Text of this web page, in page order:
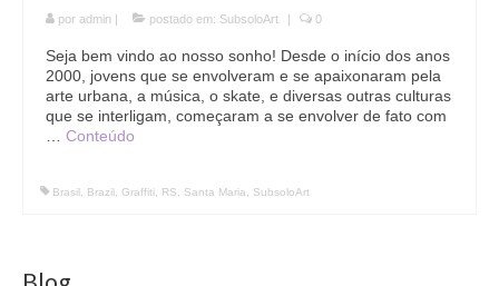
por admin | postado em: SubsoloArt | 0
Seja bem vindo ao nosso sonho! Desde o início dos anos
2000, jovens que se envolveram e se apaixonaram pela
arte urbana, a música, o skate, e diversas outras culturas
que se interligam, começaram a se envolver de fato com
Conteúdo
Brasil Brazil Graffiti RS Santa Maria SubsoloArt